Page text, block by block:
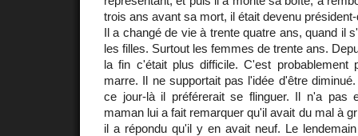
trois ans avant sa mort, il était devenu
Il a changé de vie à trente quatre ans, quand il
les filles. Surtout les femmes de trente ans.
la fin c'était plus difficile. C'est probablement
marre. Il ne supportait pas l'idée d'être
ce jour-là il préférerait se flinguer. Il n'a pas
maman lui a fait remarquer qu'il avait du mal à
il a répondu qu'il y en avait neuf. Le